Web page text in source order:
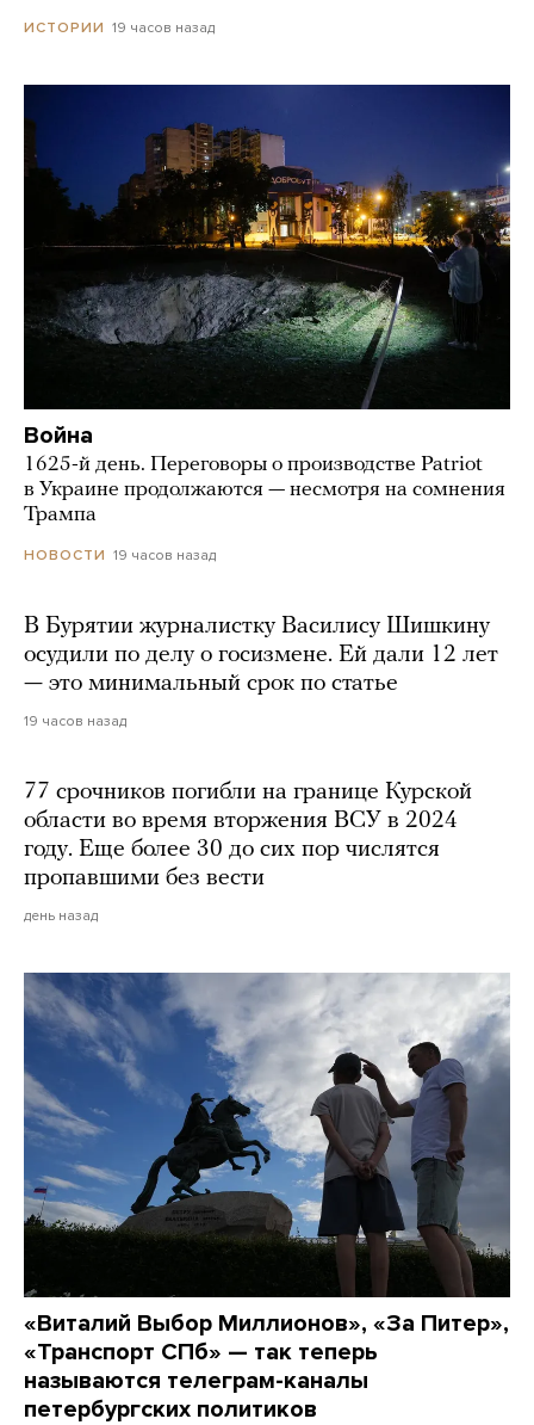
ИСТОРИИ 19 часов назад
Война
1625-й день. Переговоры о производстве Patriot
в Украине продолжаются — несмотря на сомнения
Трампа
НОВОСТИ 19 часов назад
В Бурятии журналистку Василису Шишкину
осудили по делу о госизмене. Ей дали 12 лет
— это минимальный срок по статье
19 часов назад
77 срочников погибли на границе Курской
области во время вторжения ВСУ в 2024
году. Еще более 30 до сих пор числятся
пропавшими без вести
день назад
«Виталий Выбор Миллионов», «За Питер»,
«Транспорт СПб» — так теперь
называются телеграм-каналы
петербургских политиков